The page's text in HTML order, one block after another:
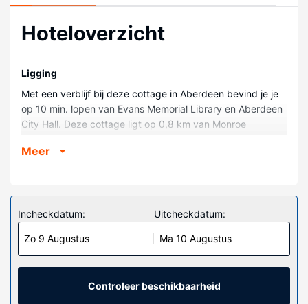
Hoteloverzicht
Ligging
Met een verblijf bij deze cottage in Aberdeen bevind je je
op 10 min. lopen van Evans Memorial Library en Aberdeen
City Hall. Deze cottage ligt op 0,8 km van Monroe
Hospital of Aberdeen.
Maak het je gemakkelijk in in deze cottage die beschikt
over airconditioning en een keuken. Er is een privé terras.
Er is een flatscreentelevisie voorzien voor je entertainment.
Algemene voorziening
Deze rookvrije cottage biedt gratis parkeerplaatsen in de
Meer
Incheckdatum:
Zo 9 Augustus
Uitcheckdatum:
Ma 10 Augustus
Controleer beschikbaarheid